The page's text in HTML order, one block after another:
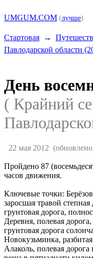
UMGUM.COM (лучше)
Стартовая →
Павлодарской области
День
( Крайний
22 мая 2012
Пройдено 87
часов движения.
Ключевые точки:
заросшая травой
грунтовая дорога,
Деревня, полевая
грунтовая дорога
Новокузьминка,
Алаколь, полевая дорога